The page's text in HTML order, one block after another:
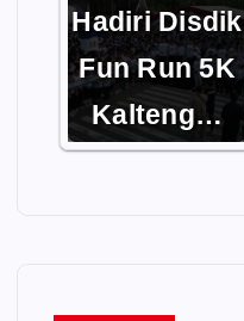
Hadiri Disdik
Fun Run 5K
Kalteng…